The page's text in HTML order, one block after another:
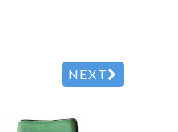
NEXT